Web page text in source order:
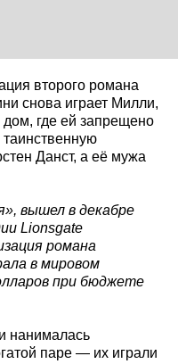
второго романа
снова играет Милли,
дом, где ей запрещено
таинственную
Данст, а её мужа
вышел в декабре
Lionsgate
романа
в мировом
при бюджете
нанималась
паре — их играли